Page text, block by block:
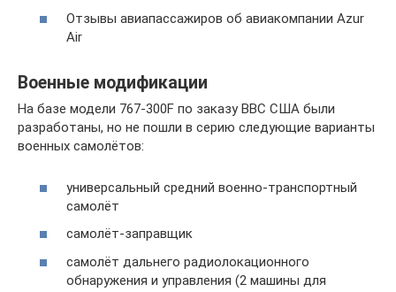
Отзывы авиапассажиров об авиакомпании Azur
Air
Военные модификации
На базе модели 767-300F по заказу ВВС США были
разработаны, но не пошли в серию следующие варианты
военных самолётов:
универсальный средний военно-транспортный
самолёт
самолёт-заправщик
самолёт дальнего радиолокационного
обнаружения и управления (2 машины для